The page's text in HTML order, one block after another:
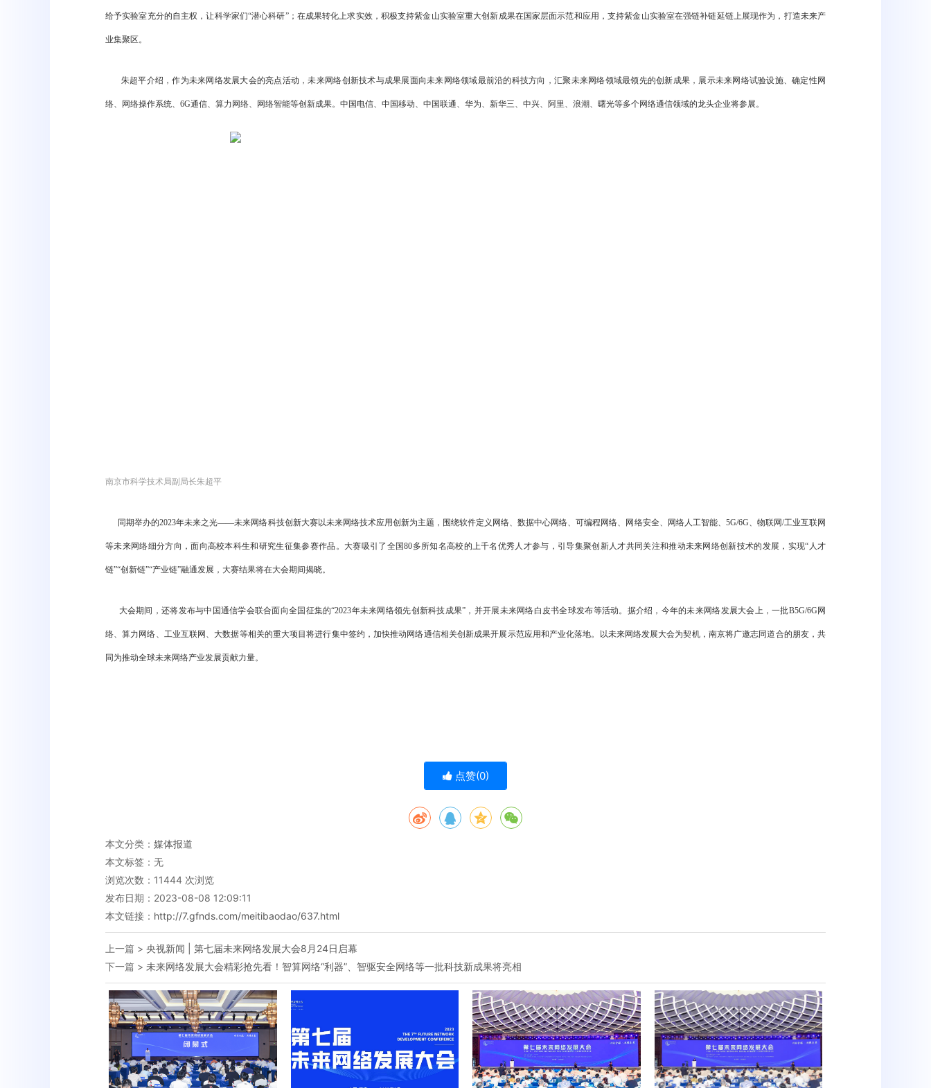
给予实验室充分的自主权，让科学家们“潜心科研”；在成果转化上求实效，积极支持紫金山实验室重大创新成果在国家层面示范和应用，支持紫金山实验室在强链补链延链上展现作为，打造未来产
业集聚区。
朱超平介绍，作为未来网络发展大会的亮点活动，未来网络创新技术与成果展面向未来网络领域最前沿的科技方向，汇聚未来网络领域最领先的创新成果，展示未来网络试验设施、确定性网
络、网络操作系统、6G通信、算力网络、网络智能等创新成果。中国电信、中国移动、中国联通、华为、新华三、中兴、阿里、浪潮、曙光等多个网络通信领域的龙头企业将参展。
南京市科学技术局副局长朱超平
同期举办的2023年未来之光——未来网络科技创新大赛以未来网络技术应用创新为主题，围绕软件定义网络、数据中心网络、可编程网络、网络安全、网络人工智能、5G/6G、物联网/工业互联网
等未来网络细分方向，面向高校本科生和研究生征集参赛作品。大赛吸引了全国80多所知名高校的上千名优秀人才参与，引导集聚创新人才共同关注和推动未来网络创新技术的发展，实现“人才
链”“创新链”“产业链”融通发展，大赛结果将在大会期间揭晓。
大会期间，还将发布与中国通信学会联合面向全国征集的“2023年未来网络领先创新科技成果”，并开展未来网络白皮书全球发布等活动。据介绍，今年的未来网络发展大会上，一批B5G/6G网
络、算力网络、工业互联网、大数据等相关的重大项目将进行集中签约，加快推动网络通信相关创新成果开展示范应用和产业化落地。以未来网络发展大会为契机，南京将广邀志同道合的朋友，共
同为推动全球未来网络产业发展贡献力量。
点赞(0)
本文分类： 媒体报道
本文标签：无
浏览次数： 11444 次浏览
发布日期：2023-08-08 12:09:11
本文链接： http://7.gfnds.com/meitibaodao/637.html
上一篇 > 央视新闻 | 第七届未来网络发展大会8月24日启幕
下一篇 > 未来网络发展大会精彩抢先看！智算网络“利器”、智驱安全网络等一批科技新成果将亮相